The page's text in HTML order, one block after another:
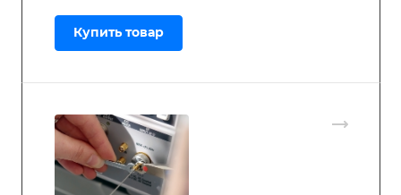
Купить товар